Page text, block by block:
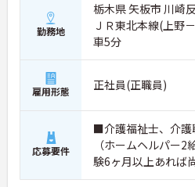
勤務地
栃木県 矢板市 川崎
ＪＲ東北本線(上野
車5分
雇用形態 正社員(正職員)
応募要件
■介護福祉士、介護
（ホームヘルパ
験6ヶ月以上あれ
免許（AT限定可）